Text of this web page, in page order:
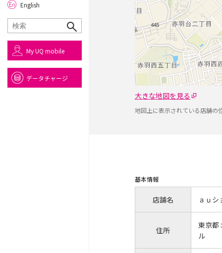
大きな地図を見る
地図上に表示されている店舗の
基本情報
店舗名 ａｕ
住所
東京都
ル
English
My UQ mobile
データチャージ